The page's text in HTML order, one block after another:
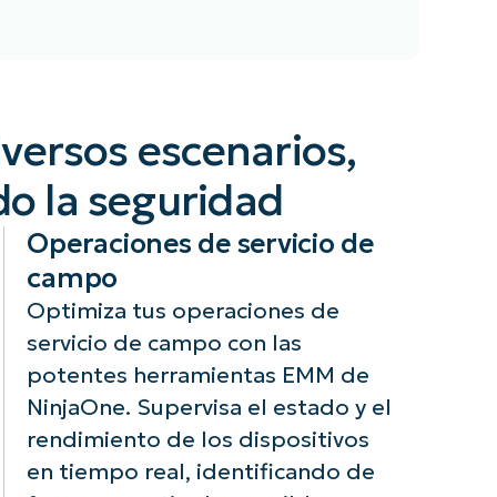
y
de
remota en
las
de
de
de
Esto
aplicación de
políticas de
seguridad y uso
en todos los
dispositivos
automatización
reduce la carga
administrativa
del personal
informático y
garantiza una
aplicación
escenarios,
la seguridad
Operaciones de servicio de
campo
Optimiza tus operaciones de
servicio de campo con las
potentes herramientas EMM de
NinjaOne. Supervisa el estado y el
rendimiento de los dispositivos
en tiempo real, identificando de